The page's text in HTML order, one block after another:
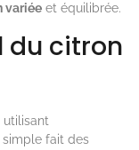
variée et équilibrée.
du citron
utilisant
simple fait des